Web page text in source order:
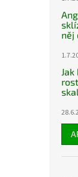
něj